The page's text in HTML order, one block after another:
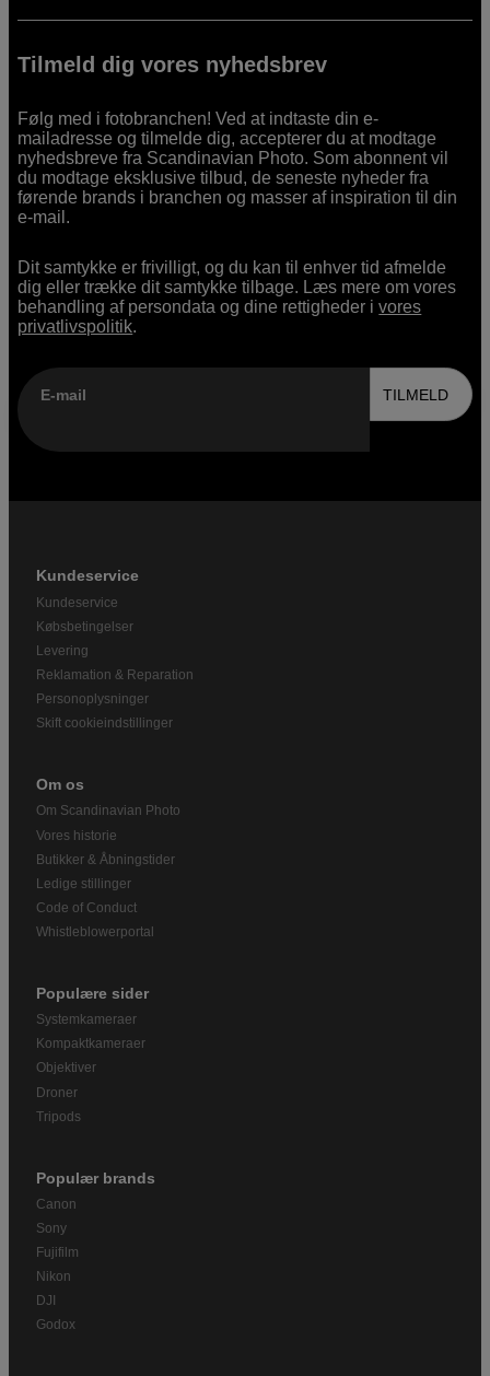
Tilmeld dig vores nyhedsbrev
Følg med i fotobranchen! Ved at indtaste din e-
mailadresse og tilmelde dig, accepterer du at modtage
nyhedsbreve fra Scandinavian Photo. Som abonnent vil
du modtage eksklusive tilbud, de seneste nyheder fra
førende brands i branchen og masser af inspiration til din
e-mail.
Dit samtykke er frivilligt, og du kan til enhver tid afmelde
dig eller trække dit samtykke tilbage. Læs mere om vores
behandling af persondata og dine rettigheder ivores
privatlivspolitik.
E-mail TILMELD
Kundeservice
Kundeservice
Købsbetingelser
Levering
Reklamation & Reparation
Personoplysninger
Skift cookieindstillinger
Om os
Om Scandinavian Photo
Vores historie
Butikker & Åbningstider
Ledige stillinger
Code of Conduct
Whistleblowerportal
Populære sider
Systemkameraer
Kompaktkameraer
Objektiver
Droner
Tripods
Populær brands
Canon
Sony
Fujifilm
Nikon
DJI
Godox